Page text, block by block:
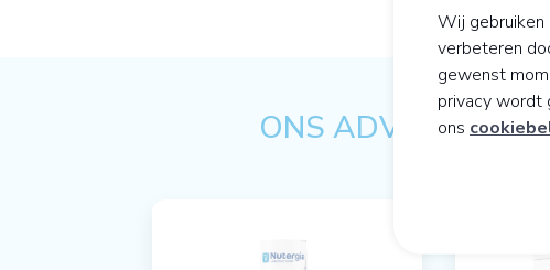
ONS ADVIES OP
Wij gebruiken
verbeteren
gewenst
privacy wordt
ons